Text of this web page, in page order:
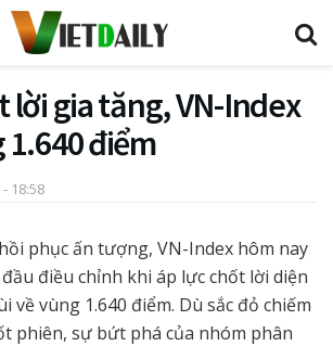
lời gia tăng, VN-Index
1.640 điểm
18:58
phục ấn tượng, VN-Index hôm nay
điều chỉnh khi áp lực chốt lời diện
về vùng 1.640 điểm. Dù sắc đỏ chiếm
phiên, sự bứt phá của nhóm phân